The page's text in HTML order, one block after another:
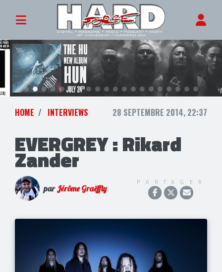
HOME INTERVIEWS 28 SEPTEMBRE 2014, 22:37
EVERGREY : Rikard
Zander
parJérôme Graëffly
PARTAGER